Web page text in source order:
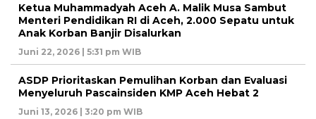
Ketua Muhammadyah Aceh A. Malik Musa Sambut
Menteri Pendidikan RI di Aceh, 2.000 Sepatu untuk
Anak Korban Banjir Disalurkan
Juni 22, 2026 | 5:31 pm WIB
ASDP Prioritaskan Pemulihan Korban dan Evaluasi
Menyeluruh Pascainsiden KMP Aceh Hebat 2
Juni 13, 2026 | 3:20 pm WIB